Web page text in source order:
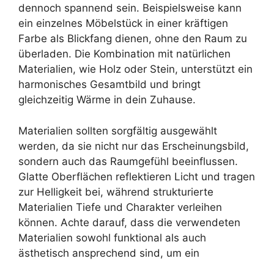
dennoch spannend sein. Beispielsweise kann
ein einzelnes Möbelstück in einer kräftigen
Farbe als Blickfang dienen, ohne den Raum zu
überladen. Die Kombination mit natürlichen
Materialien, wie Holz oder Stein, unterstützt ein
harmonisches Gesamtbild und bringt
gleichzeitig Wärme in dein Zuhause.
Materialien sollten sorgfältig ausgewählt
werden, da sie nicht nur das Erscheinungsbild,
sondern auch das Raumgefühl beeinflussen.
Glatte Oberflächen reflektieren Licht und tragen
zur Helligkeit bei, während strukturierte
Materialien Tiefe und Charakter verleihen
können. Achte darauf, dass die verwendeten
Materialien sowohl funktional als auch
ästhetisch ansprechend sind, um ein